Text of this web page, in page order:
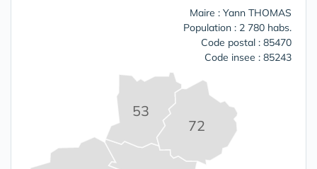
Maire : Yann THOMAS
Population : 2 780 habs.
Code postal : 85470
Code insee : 85243
53
72